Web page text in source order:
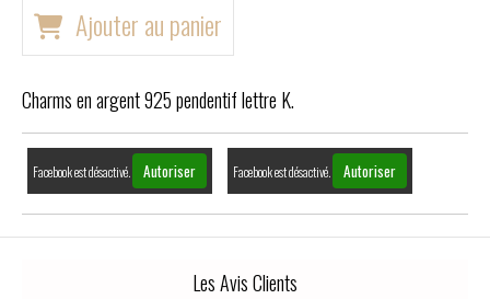
Ajouter au panier
Charms en argent 925 pendentif lettre K.
Facebook est désactivé. Autoriser Facebook est désactivé. Autoriser
Les Avis Clients